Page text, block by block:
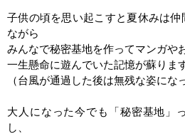
子供の頃を思い起こすと夏休みは仲
ながら
みんなで秘密基地を作ってマンガや
一生懸命に遊んでいた記憶が蘇りま
（台風が通過した後は無残な姿にな
大人になった今でも「秘密基地」
し、